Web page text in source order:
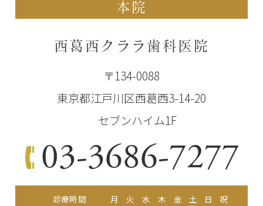
本院
西葛西クララ歯科医院
〒134-0088
東京都江戸川区西葛西3-14-20
セブンハイム1F
03-3686-7277
診療時間 月 火 水 木 金 土 日 祝